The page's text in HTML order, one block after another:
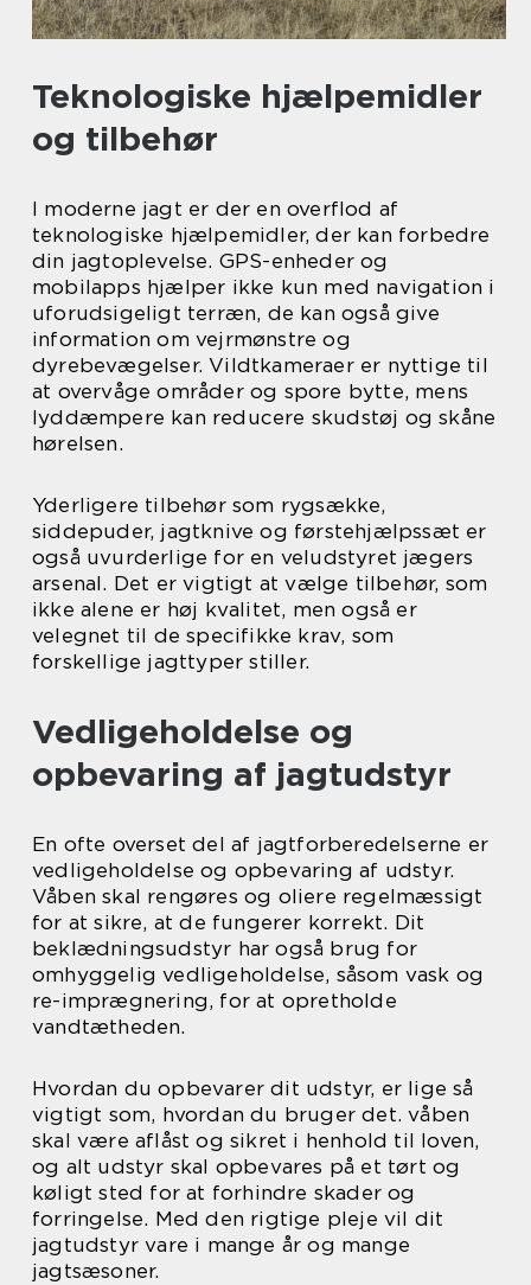
Teknologiske hjælpemidler
og tilbehør
I moderne jagt er der en overflod af
teknologiske hjælpemidler, der kan forbedre
din jagtoplevelse. GPS-enheder og
mobilapps hjælper ikke kun med navigation i
uforudsigeligt terræn, de kan også give
information om vejrmønstre og
dyrebevægelser. Vildtkameraer er nyttige til
at overvåge områder og spore bytte, mens
lyddæmpere kan reducere skudstøj og skåne
hørelsen.
Yderligere tilbehør som rygsække,
siddepuder, jagtknive og førstehjælpssæt er
også uvurderlige for en veludstyret jægers
arsenal. Det er vigtigt at vælge tilbehør, som
ikke alene er høj kvalitet, men også er
velegnet til de specifikke krav, som
forskellige jagttyper stiller.
Vedligeholdelse og
opbevaring af jagtudstyr
En ofte overset del af jagtforberedelserne er
vedligeholdelse og opbevaring af udstyr.
Våben skal rengøres og oliere regelmæssigt
for at sikre, at de fungerer korrekt. Dit
beklædningsudstyr har også brug for
omhyggelig vedligeholdelse, såsom vask og
re-imprægnering, for at opretholde
vandtætheden.
Hvordan du opbevarer dit udstyr, er lige så
vigtigt som, hvordan du bruger det. våben
skal være aflåst og sikret i henhold til loven,
og alt udstyr skal opbevares på et tørt og
køligt sted for at forhindre skader og
forringelse. Med den rigtige pleje vil dit
jagtudstyr vare i mange år og mange
jagtsæsoner.